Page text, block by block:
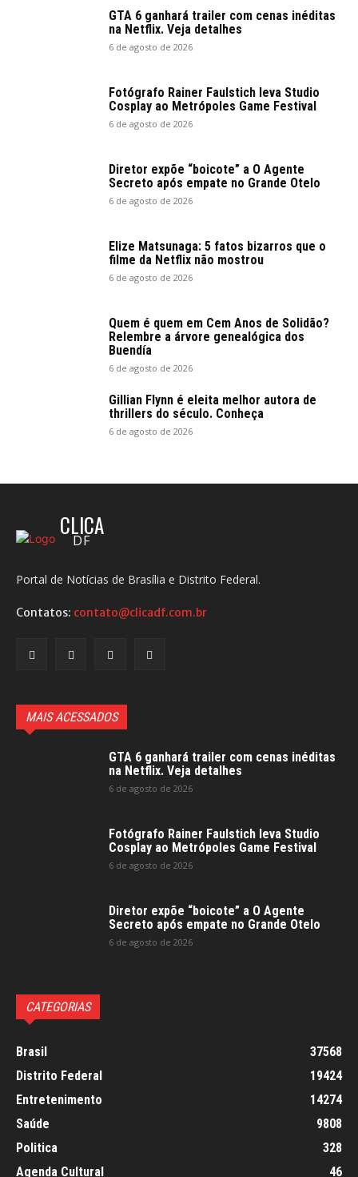
GTA 6 ganhará trailer com cenas inéditas
na Netflix. Veja detalhes
6 de agosto de 2026
Fotógrafo Rainer Faulstich leva Studio
Cosplay ao Metrópoles Game Festival
6 de agosto de 2026
Diretor expõe “boicote” a O Agente
Secreto após empate no Grande Otelo
6 de agosto de 2026
Elize Matsunaga: 5 fatos bizarros que o
filme da Netflix não mostrou
6 de agosto de 2026
Quem é quem em Cem Anos de Solidão?
Relembre a árvore genealógica dos
Buendía
6 de agosto de 2026
Gillian Flynn é eleita melhor autora de
thrillers do século. Conheça
6 de agosto de 2026
CLICA
DF
Portal de Notícias de Brasília e Distrito Federal.
Contatos: contato@clicadf.com.br
MAIS ACESSADOS
GTA 6 ganhará trailer com cenas inéditas
na Netflix. Veja detalhes
6 de agosto de 2026
Fotógrafo Rainer Faulstich leva Studio
Cosplay ao Metrópoles Game Festival
6 de agosto de 2026
Diretor expõe “boicote” a O Agente
Secreto após empate no Grande Otelo
6 de agosto de 2026
CATEGORIAS
Brasil
37568
Distrito Federal
19424
Entretenimento
14274
Saúde
9808
Politica
328
Agenda Cultural
46